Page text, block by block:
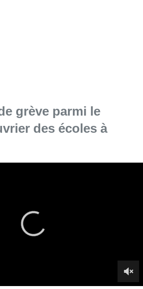
grève parmi le
des écoles à
personnel ouvrier. En outre, le
que le salaire de ces ouvriers devait
crée une situation financière précaire.
de paiement peut entraîner des